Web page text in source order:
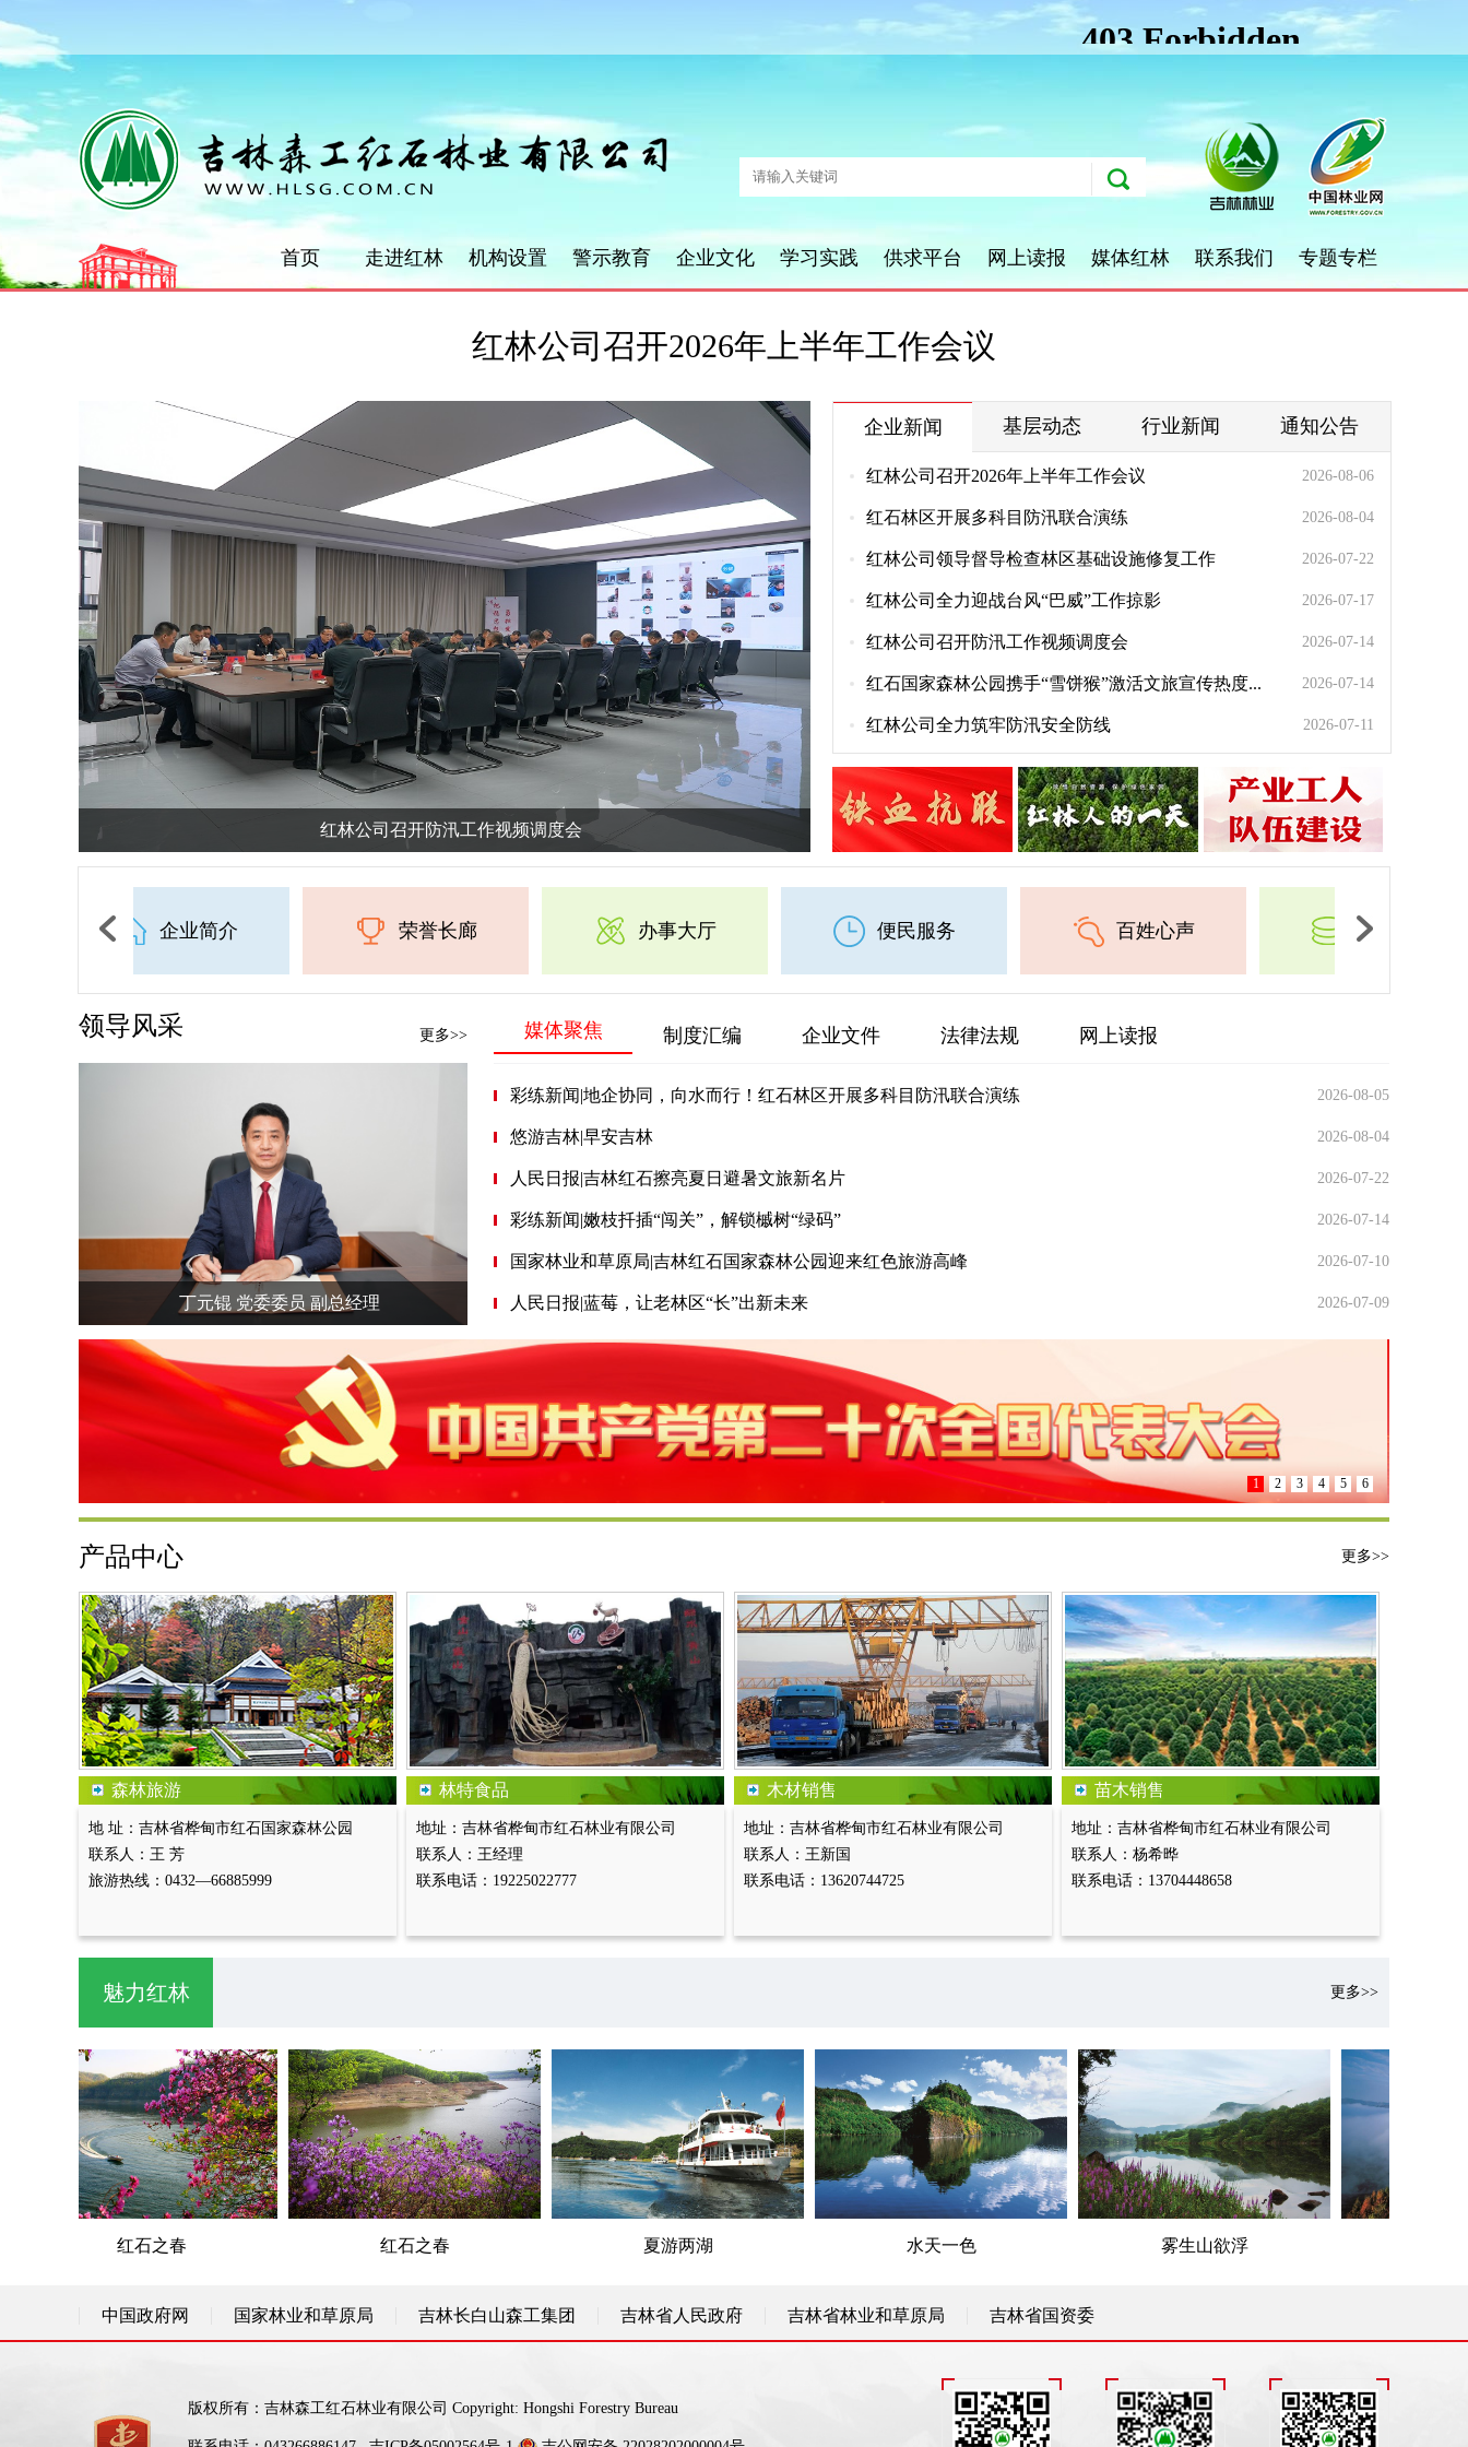
首页 走进红林 机构设置 警示教育 企业文化 学习实践 供求平台 网上读报 媒体红林 联系我们 专题专栏
红林公司召开2026年上半年工作会议
红林公司召开防汛工作视频调度会
红石国家森林公园携手“雪饼猴”激活文旅宣传热度
企业新闻 基层动态 行业新闻 通知公告
2026-08-06
红林公司召开2026年上半年工作会议
2026-08-04
红石林区开展多科目防汛联合演练
2026-07-22
红林公司领导督导检查林区基础设施修复工作
2026-07-17
红林公司全力迎战台风“巴威”工作掠影
2026-07-14
红林公司召开防汛工作视频调度会
2026-07-14
红石国家森林公园携手“雪饼猴”激活文旅宣传热度...
2026-07-11
红林公司全力筑牢防汛安全防线
企业简介 荣誉长廊 办事大厅 便民服务 百姓心声 稿件积分
更多>>
领导风采
丁元锟 党委委员 副总经理 赵贤璐 党委委员 副总经理
媒体聚焦 制度汇编 企业文件 法律法规 网上读报
2026-08-05
彩练新闻|地企协同，向水而行！红石林区开展多科目防汛联合演练
2026-08-04
悠游吉林|早安吉林
2026-07-22
人民日报|吉林红石擦亮夏日避暑文旅新名片
2026-07-14
彩练新闻|嫩枝扦插“闯关”，解锁槭树“绿码”
2026-07-10
国家林业和草原局|吉林红石国家森林公园迎来红色旅游高峰
2026-07-09
人民日报|蓝莓，让老林区“长”出新未来
1 2 3 4 5 6
更多>>
产品中心
森林旅游
地 址：吉林省桦甸市红石国家森林公园
联系人：王 芳
旅游热线：0432—66885999
林特食品
地址：吉林省桦甸市红石林业有限公司
联系人：王经理
联系电话：19225022777
木材销售
地址：吉林省桦甸市红石林业有限公司
联系人：王新国
联系电话：13620744725
苗木销售
地址：吉林省桦甸市红石林业有限公司
联系人：杨希晔
联系电话：13704448658
更多>>
魅力红林
红石之春 红石之春 夏游两湖 水天一色 雾生山欲浮
中国政府网 国家林业和草原局 吉林长白山森工集团 吉林省人民政府 吉林省林业和草原局 吉林省国资委
版权所有：吉林森工红石林业有限公司 Copyright: Hongshi Forestry Bureau